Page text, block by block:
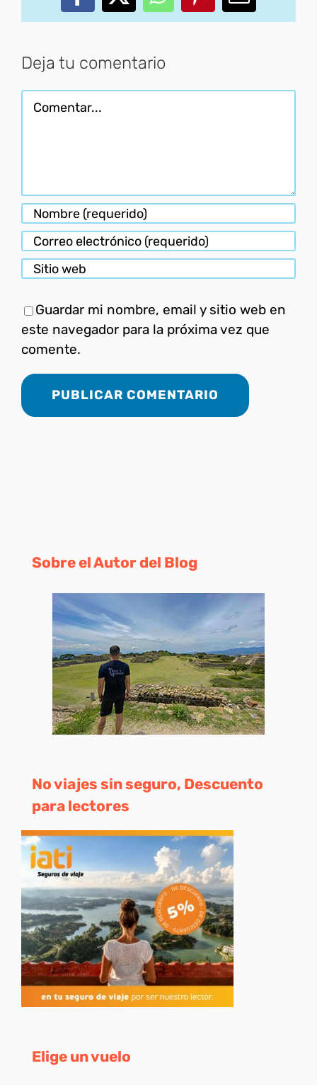
Facebook
X WhatsApp
PinterestCorreo
Deja tu comentario
Comentar
Guardar mi nombre, email y sitio web en
este navegador para la próxima vez que
comente.
Sobre el Autor del Blog
No viajes sin seguro, Descuento
para lectores
Elige un vuelo